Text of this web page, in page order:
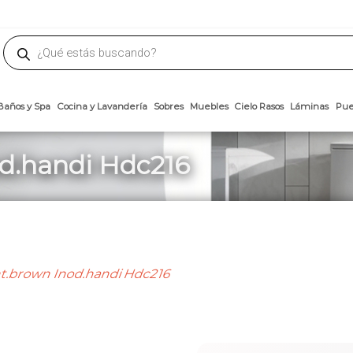
de
productos
Hdc216
Inod.handi Hdc216